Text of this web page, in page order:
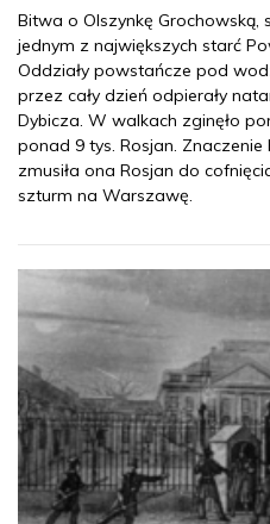
Bitwa o Olszynkę Grochowską,
jednym z największych starć
Oddziały powstańcze pod
przez cały dzień odpierały
Dybicza. W walkach zginęło
ponad 9 tys. Rosjan.
zmusiła ona Rosjan do
szturm na Warszawę.